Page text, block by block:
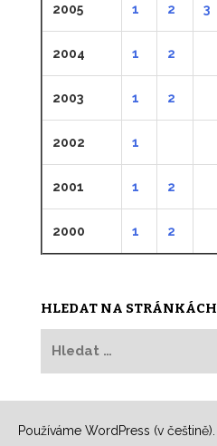
2005 1 2 3
2004 1 2
2003 1 2
2002 1
2001 1 2
2000 1 2
HLEDAT NA STRÁNKÁCH
Používáme WordPress (v češtině).